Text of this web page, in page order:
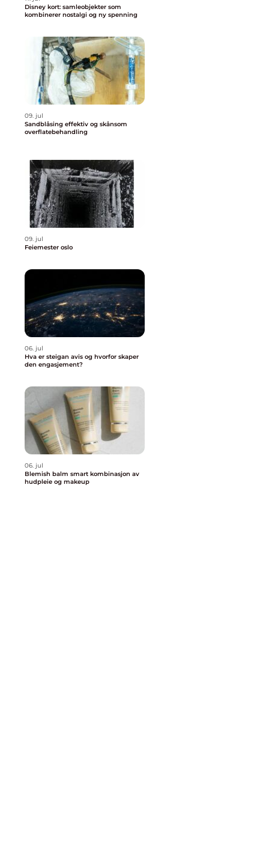
Disney kort: samleobjekter som
kombinerer nostalgi og ny spenning
09. jul
Sandblåsing effektiv og skånsom
overflatebehandling
09. jul
Feiemester oslo
06. jul
Hva er steigan avis og hvorfor skaper
den engasjement?
06. jul
Blemish balm smart kombinasjon av
hudpleie og makeup